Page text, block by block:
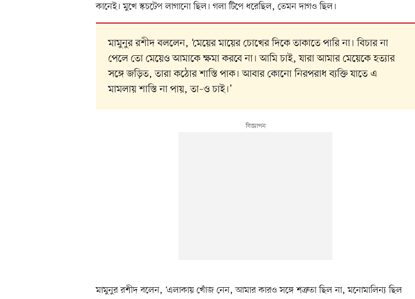
কানেই। মুখে স্কচটেপ লাগানো ছিল। গলা টিপে ধরেছিল, তেমন দাগও ছিল।
মামুনুর রশীদ বললেন, ‘মেয়ের মায়ের চোখের দিকে তাকাতে পারি না। বিচার না
পেলে তো মেয়েও আমাকে ক্ষমা করবে না। আমি চাই, যারা আমার মেয়েকে হত্যার
সঙ্গে জড়িত, তারা কঠোর শাস্তি পাক। আবার কোনো নিরপরাধ ব্যক্তি যাতে এ
মামলায় শাস্তি না পায়, তা–ও চাই।’
মামুনুর রশীদ বলেন, ‘এলাকায় খোঁজ নেন, আমার কারও সঙ্গে শত্রুতা ছিল না, মনোমালিন্য ছিল